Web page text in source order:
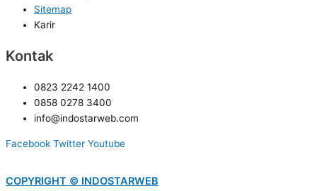
Sitemap
Karir
Kontak
0823 2242 1400
0858 0278 3400
info@indostarweb.com
Facebook Twitter Youtube
COPYRIGHT © INDOSTARWEB